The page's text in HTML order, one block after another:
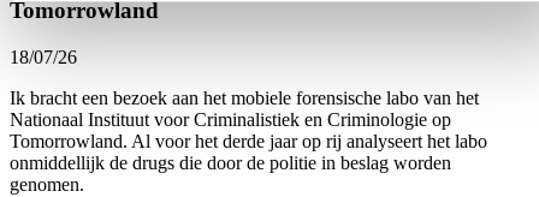
Tomorrowland
18/07/26
Ik bracht een bezoek aan het mobiele forensische labo van het
Nationaal Instituut voor Criminalistiek en Criminologie op
Tomorrowland. Al voor het derde jaar op rij analyseert het labo
onmiddellijk de drugs die door de politie in beslag worden
genomen.